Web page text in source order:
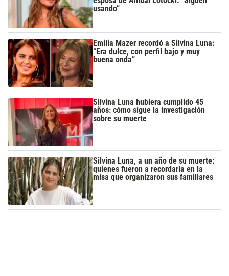
usando”
Emilia Mazer recordó a Silvina Luna:
“Era dulce, con perfil bajo y muy
buena onda”
Silvina Luna hubiera cumplido 45
años: cómo sigue la investigación
sobre su muerte
Silvina Luna, a un año de su muerte:
quienes fueron a recordarla en la
misa que organizaron sus familiares